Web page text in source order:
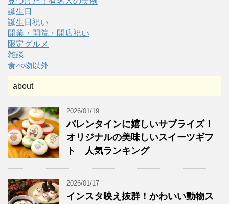
誕生日
誕生日祝い
開業・開院・開店祝い
限定グルメ
雑談
食べ物以外
about
2026/01/19
バレンタインに嬉しいサプライズ！
オリジナルの美味しいスイーツギフ
ト 人気ランキング
2026/01/17
インスタ映え抜群！かわいい動物ス